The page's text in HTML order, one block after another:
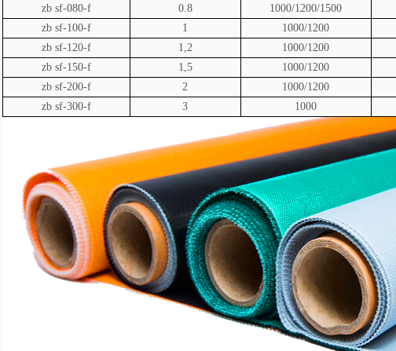
zbsf-080-f 0.8 1000/1200/1500
zbsf-100-f 1 1000/1200
zbsf-120-f 1,2 1000/1200
zbsf-150-f 1,5 1000/1200
zbsf-200-f 2 1000/1200
zbsf-300-f 3 1000